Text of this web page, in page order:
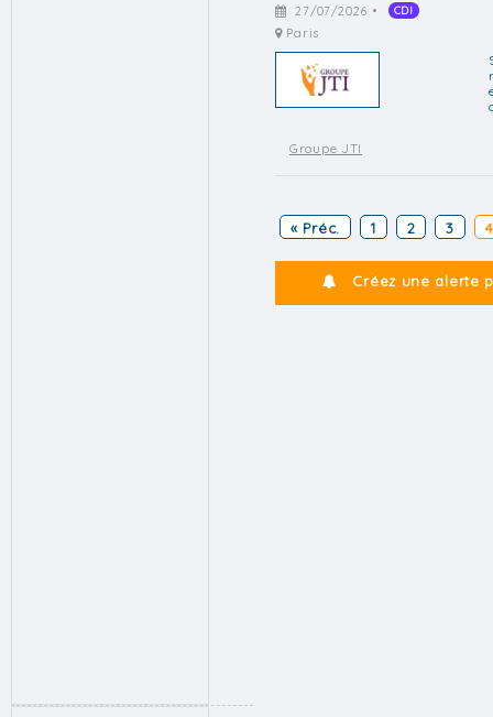
27/07/2026 • CDI
Paris
Groupe JTI
« Préc. 1 2 3 4
Créez une alerte